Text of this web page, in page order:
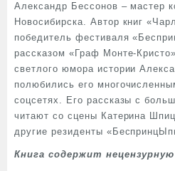
Александр Бессонов – мастер
Новосибирска. Автор книг
победитель фестиваля
рассказом «Граф Монте-
светлого юмора истории
полюбились его
соцсетях. Его рассказы с
читают со сцены Катерина
другие резиденты
Книга содержит